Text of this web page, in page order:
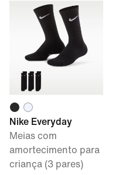
Nike Everyday
Meias com
amortecimento para
criança (3 pares)